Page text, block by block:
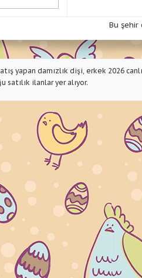
Bu şehir
damızlık dişi, erkek 2026
satılık ilanlar yer alıyor.